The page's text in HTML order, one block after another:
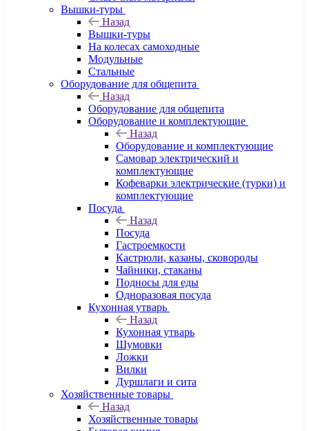
Вышки-туры
Назад
Вышки-туры
На колесах самоходные
Модульные
Стальные
Оборудование для общепита
Назад
Оборудование для общепита
Оборудование и комплектующие
Назад
Оборудование и комплектующие
Самовар электрический и
комплектующие
Кофеварки электрические (турки) и
комплектующие
Посуда
Назад
Посуда
Гастроемкости
Кастрюли, казаны, сковороды
Чайники, стаканы
Подносы для еды
Одноразовая посуда
Кухонная утварь
Назад
Кухонная утварь
Шумовки
Ложки
Вилки
Дуршлаги и сита
Хозяйственные товары
Назад
Хозяйственные товары